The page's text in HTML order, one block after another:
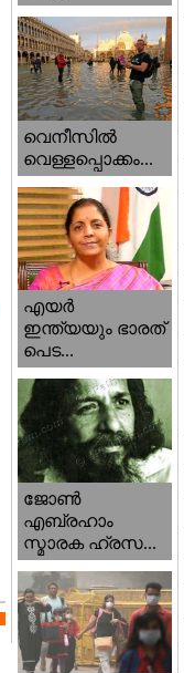
വെനീസില്‍
വെള്ളപ്പൊക്കം...
എയര്‍
ഇന്ത്യയും ഭാരത്
പെട...
ജോണ്‍
എബ്രഹാം
സ്മാരക ഹ്രസ...